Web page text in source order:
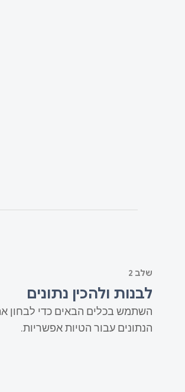
שלב 2
לבנות ולהכין נתונים
השתמש בכלים הבאים כדי לבחון
הנתונים עבור הטיות אפשריות.